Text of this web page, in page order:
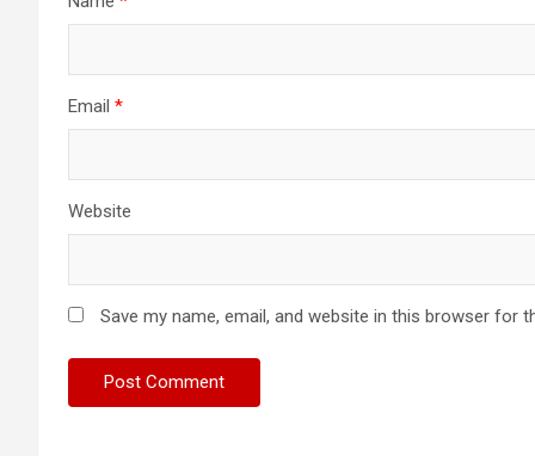
Email *
Website
Save my name, email, and website in this browser for